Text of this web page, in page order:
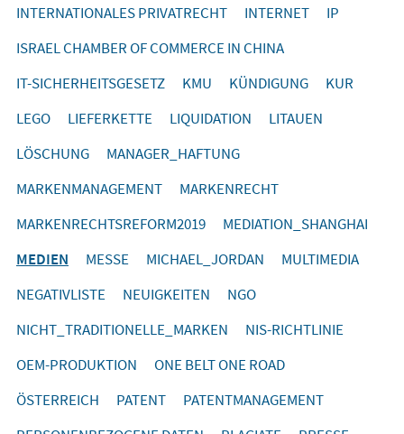
INTERNATIONALES PRIVATRECHT
INTERNET
IP
ISRAEL CHAMBER OF COMMERCE IN CHINA
IT-SICHERHEITSGESETZ
KMU KÜNDIGUNG
KUR
LEGO
LIEFERKETTE LIQUIDATION
LITAUEN
LÖSCHUNG
MANAGER_HAFTUNG
MARKENMANAGEMENT
MARKENRECHT
MARKENRECHTSREFORM2019
MEDIATION_SHANGHAI
MEDIEN
MESSE MICHAEL_JORDAN
MULTIMEDIA
NEGATIVLISTE
NEUIGKEITEN
NGO
NICHT_TRADITIONELLE_MARKEN
NIS-RICHTLINIE
OEM-PRODUKTION
ONE BELT ONE ROAD
ÖSTERREICH
PATENT
PATENTMANAGEMENT